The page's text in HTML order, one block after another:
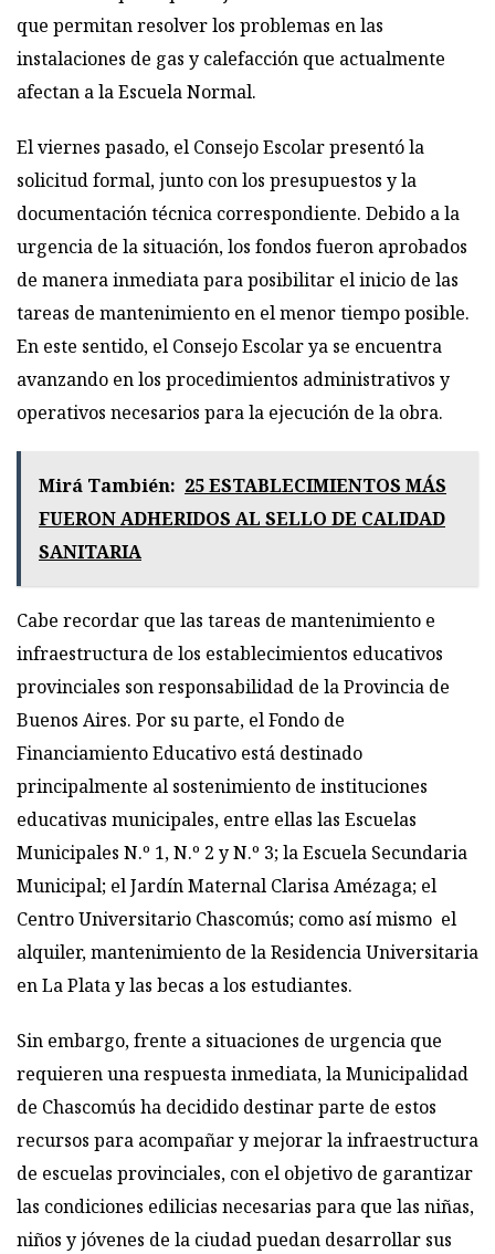
que permitan resolver los problemas en las
instalaciones de gas y calefacción que actualmente
afectan a la Escuela Normal.
El viernes pasado, el Consejo Escolar presentó la
solicitud formal, junto con los presupuestos y la
documentación técnica correspondiente. Debido a la
urgencia de la situación, los fondos fueron aprobados
de manera inmediata para posibilitar el inicio de las
tareas de mantenimiento en el menor tiempo posible.
En este sentido, el Consejo Escolar ya se encuentra
avanzando en los procedimientos administrativos y
operativos necesarios para la ejecución de la obra.
Mirá También: 25 ESTABLECIMIENTOS MÁS
FUERON ADHERIDOS AL SELLO DE CALIDAD
SANITARIA
Cabe recordar que las tareas de mantenimiento e
infraestructura de los establecimientos educativos
provinciales son responsabilidad de la Provincia de
Buenos Aires. Por su parte, el Fondo de
Financiamiento Educativo está destinado
principalmente al sostenimiento de instituciones
educativas municipales, entre ellas las Escuelas
Municipales N.º 1, N.º 2 y N.º 3; la Escuela Secundaria
Municipal; el Jardín Maternal Clarisa Amézaga; el
Centro Universitario Chascomús; como así mismo el
alquiler, mantenimiento de la Residencia Universitaria
en La Plata y las becas a los estudiantes.
Sin embargo, frente a situaciones de urgencia que
requieren una respuesta inmediata, la Municipalidad
de Chascomús ha decidido destinar parte de estos
recursos para acompañar y mejorar la infraestructura
de escuelas provinciales, con el objetivo de garantizar
las condiciones edilicias necesarias para que las niñas,
niños y jóvenes de la ciudad puedan desarrollar sus